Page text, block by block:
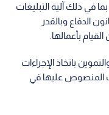
في ذلك آلية التبليغات
الدفاع وبالقدر
بأعمالها.
باتخاذ الإجراءات
المنصوص عليها في